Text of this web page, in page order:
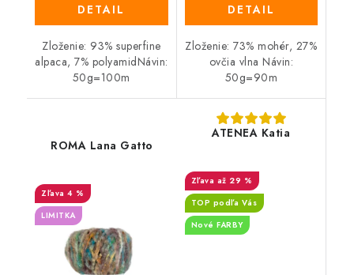
DETAIL
Zloženie: 93% superfine
alpaca, 7% polyamidNávin:
50g=100m
DETAIL
Zloženie: 73% mohér, 27%
ovčia vlna Návin:
50g=90m
ROMA Lana Gatto
4 %
LIMITKA
ATENEA Katia
až 29 %
TOP podľa Vás
Nové FARBY